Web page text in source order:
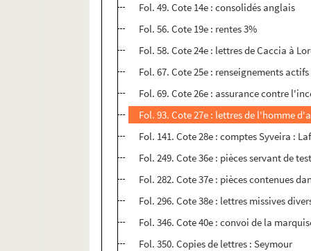
Fol. 49. Cote 14e : consolidés anglais
Fol. 56. Cote 19e : rentes 3%
Fol. 58. Cote 24e : lettres de Caccia à
Fol. 67. Cote 25e : renseignements actifs
Fol. 69. Cote 26e : assurance contre
Fol. 93. Cote 27e : lettres de l'homme
Fol. 141. Cote 28e : comptes Syveira :
Fol. 249. Cote 36e : pièces servant de
Fol. 282. Cote 37e : pièces contenues
Fol. 296. Cote 38e : lettres missives
Fol. 346. Cote 40e : convoi de la
Fol. 350. Copies de lettres : Seymour